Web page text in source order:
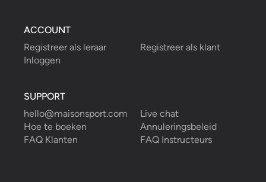
ACCOUNT
Registreer als leraar
Registreer als klant
Inloggen
SUPPORT
hello@maisonsport.com
Live chat
Hoe te boeken
Annuleringsbeleid
FAQ Klanten
FAQ Instructeurs